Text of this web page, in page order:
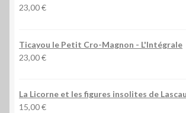
23,00€
Ticayou le Petit Cro-Magnon - L'Intégrale
23,00€
La Licorne et les figures insolites de
15,00€